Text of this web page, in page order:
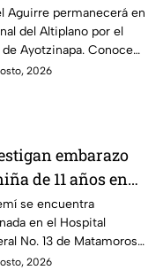
Ángel
por caso
Aguirre permanecerá en
del Altiplano por el
Ayotzinapa. Conoce
está, cómo es esta
2026
embarazo
de 11 años en
¿qué pasó
Nohemí?
se encuentra
en el Hospital
No. 13 de Matamoros
por un
2026